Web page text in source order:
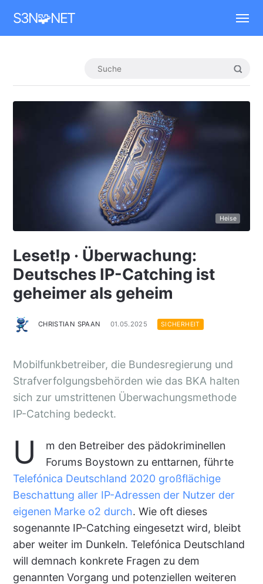
S3N🧩NET
Heise
Leset!p · Überwachung:
Deutsches IP-Catching ist
geheimer als geheim
CHRISTIAN SPAAN 01.05.2025 SICHERHEIT
Mobilfunkbetreiber, die Bundesregierung und
Strafverfolgungsbehörden wie das BKA halten
sich zur umstrittenen Überwachungsmethode
IP-Catching bedeckt.
U
m den Betreiber des pädokriminellen
Forums Boystown zu enttarnen, führte
Telefónica Deutschland 2020 großflächige
Beschattung aller IP-Adressen der Nutzer der
eigenen Marke o2 durch. Wie oft dieses
sogenannte IP-Catching eingesetzt wird, bleibt
aber weiter im Dunkeln. Telefónica Deutschland
will demnach konkrete Fragen zu dem
genannten Vorgang und potenziellen weiteren